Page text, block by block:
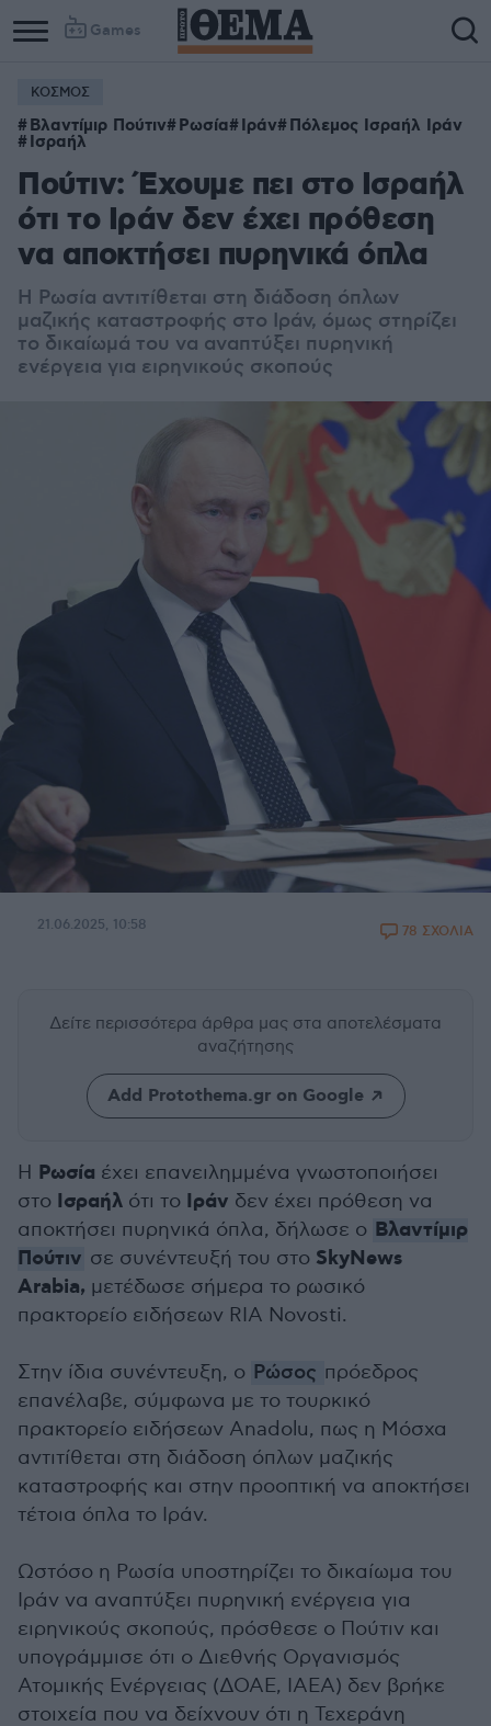
Games
ΚΟΣΜΟΣ
Βλαντίμιρ Πούτιν Ρωσία Ιράν Πόλεμος Ισραήλ Ιράν
Ισραήλ
Πούτιν: Έχουμε πει στο Ισραήλ
ότι το Ιράν δεν έχει πρόθεση
να αποκτήσει πυρηνικά όπλα
Η Ρωσία αντιτίθεται στη διάδοση όπλων
μαζικής καταστροφής στο Ιράν, όμως στηρίζει
το δικαίωμά του να αναπτύξει πυρηνική
ενέργεια για ειρηνικούς σκοπούς
21.06.2025, 10:58 78 ΣΧΟΛΙΑ
Δείτε περισσότερα άρθρα μας στα αποτελέσματα
αναζήτησης
Add Protothema.gr on Google
Η Ρωσία έχει επανειλημμένα γνωστοποιήσει
στο Ισραήλ ότι το Ιράν δεν έχει πρόθεση να
αποκτήσει πυρηνικά όπλα, δήλωσε ο Βλαντίμιρ
Πούτιν σε συνέντευξή του στο SkyNews
Arabia, μετέδωσε σήμερα το ρωσικό
πρακτορείο ειδήσεων RIA Novosti.
Στην ίδια συνέντευξη, ο Ρώσος πρόεδρος
επανέλαβε, σύμφωνα με το τουρκικό
πρακτορείο ειδήσεων Anadolu, πως η Μόσχα
αντιτίθεται στη διάδοση όπλων μαζικής
καταστροφής και στην προοπτική να αποκτήσει
τέτοια όπλα το Ιράν.
Ωστόσο η Ρωσία υποστηρίζει το δικαίωμα του
Ιράν να αναπτύξει πυρηνική ενέργεια για
ειρηνικούς σκοπούς, πρόσθεσε ο Πούτιν και
υπογράμμισε ότι ο Διεθνής Οργανισμός
Ατομικής Ενέργειας (ΔΟΑΕ, IAEA) δεν βρήκε
στοιχεία που να δείχνουν ότι η Τεχεράνη